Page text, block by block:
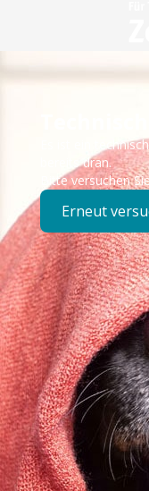
Es ist ein
bereits dran.
Bitte versuchen
Erneut